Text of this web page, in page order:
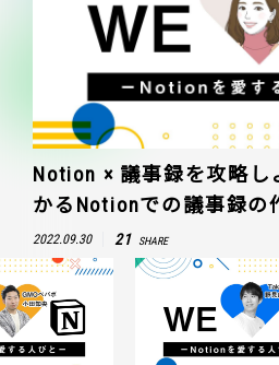
Notion × 議事録を攻略し
かるNotionでの議事録の
2022.09.30 21 SHARE